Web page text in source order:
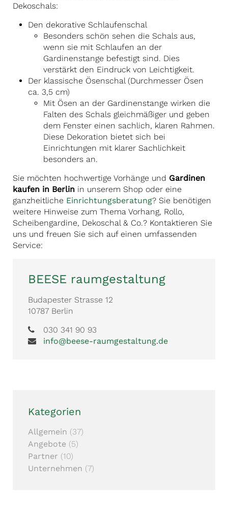
Dekoschals:
Den dekorative Schlaufenschal
Besonders schön sehen die Schals aus,
wenn sie mit Schlaufen an der
Gardinenstange befestigt sind. Dies
verstärkt den Eindruck von Leichtigkeit.
Der klassische Ösenschal (Durchmesser Ösen
ca. 3,5 cm)
Mit Ösen an der Gardinenstange wirken die
Falten des Schals gleichmäßiger und geben
dem Fenster einen sachlich, klaren Rahmen.
Diese Dekoration bietet sich bei
Einrichtungen mit klarer Sachlichkeit
besonders an.
Sie möchten hochwertige Vorhänge und Gardinen
kaufen in Berlin in unserem Shop oder eine
ganzheitliche Einrichtungsberatung? Sie benötigen
weitere Hinweise zum Thema Vorhang, Rollo,
Scheibengardine, Dekoschal & Co.? Kontaktieren Sie
uns und freuen Sie sich auf einen umfassenden
Service:
BEESE raumgestaltung
Budapester Strasse 12
10787 Berlin
030 341 90 93
info@beese-raumgestaltung.de
Kategorien
Allgemein (37)
Angebote (5)
Partner (10)
Unternehmen (7)